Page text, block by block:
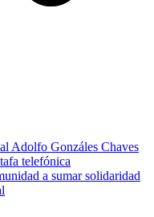
Adolfo Gonzáles Chaves
telefónica
a sumar solidaridad